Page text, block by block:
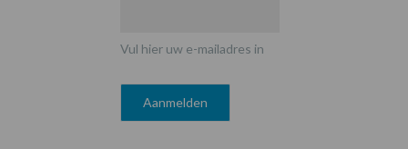
Vul hier uw e-mailadres in